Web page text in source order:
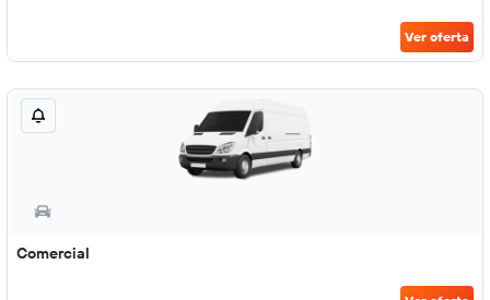
Ver oferta
Comercial